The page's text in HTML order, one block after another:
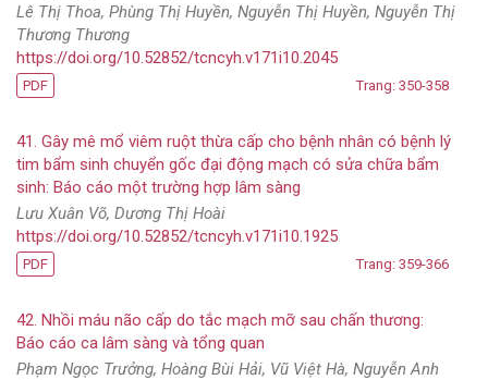
Lê Thị Thoa, Phùng Thị Huyền, Nguyễn Thị Huyền, Nguyễn Thị
Thương Thương
https://doi.org/10.52852/tcncyh.v171i10.2045
PDF Trang: 350-358
41. Gây mê mổ viêm ruột thừa cấp cho bệnh nhân có bệnh lý
tim bẩm sinh chuyển gốc đại động mạch có sửa chữa bẩm
sinh: Báo cáo một trường hợp lâm sàng
Lưu Xuân Võ, Dương Thị Hoài
https://doi.org/10.52852/tcncyh.v171i10.1925
PDF Trang: 359-366
42. Nhồi máu não cấp do tắc mạch mỡ sau chấn thương:
Báo cáo ca lâm sàng và tổng quan
Phạm Ngọc Trưởng, Hoàng Bùi Hải, Vũ Việt Hà, Nguyễn Anh